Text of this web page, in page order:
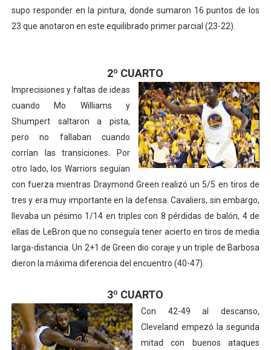
supo responder en la pintura, donde sumaron 16 puntos de los
23 que anotaron en este equilibrado primer parcial (23-22).
2º CUARTO
Imprecisiones y faltas de ideas
cuando Mo Williams y
Shumpert saltaron a pista,
pero no fallaban cuando
corrían las transiciones. Por
otro lado, los Warriors seguían
con fuerza mientras Draymond Green realizó un 5/5 en tiros de
tres y era muy importante en la defensa. Cavaliers, sin embargo,
llevaba un pésimo 1/14 en triples con 8 pérdidas de balón, 4 de
ellas de LeBron que no conseguía tener acierto en tiros de media
larga-distancia. Un 2+1 de Green dio coraje y un triple de Barbosa
dieron la máxima diferencia del encuentro (40-47).
3º CUARTO
Con 42-49 al descanso,
Cleveland empezó la segunda
mitad con buenos ataques